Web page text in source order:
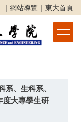
｜ 網站導覽 ｜ 東大首頁
系、生科系、
度大專學生研